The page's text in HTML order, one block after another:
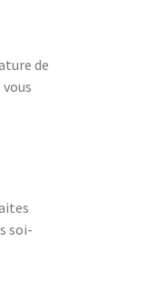
de
soi-